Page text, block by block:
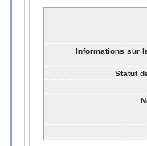
Informations sur
Statut